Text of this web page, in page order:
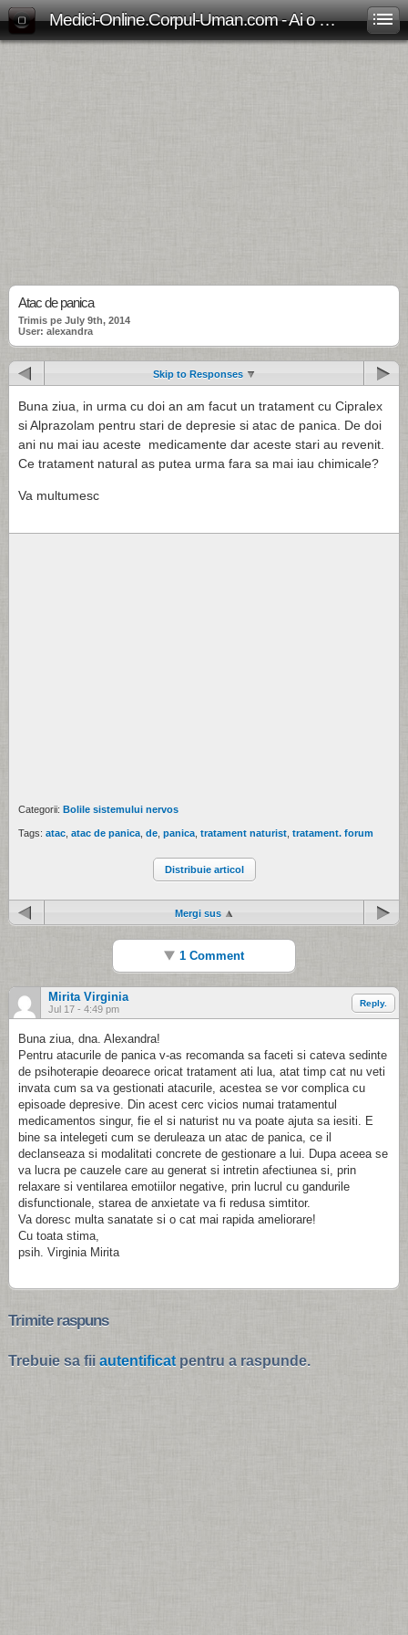
Medici-Online.Corpul-Uman.com - Ai o problema medicala? Aici gasesti, gratuit, raspunsul!
Atac de panica
Trimis pe July 9th, 2014
User: alexandra
Skip to Responses
Buna ziua, in urma cu doi an am facut un tratament cu Cipralex
si Alprazolam pentru stari de depresie si atac de panica. De doi
ani nu mai iau aceste medicamente dar aceste stari au revenit.
Ce tratament natural as putea urma fara sa mai iau chimicale?
Va multumesc
Categorii: Bolile sistemului nervos
Tags: atac atac de panica de panica tratament naturist tratament. forum
Distribuie articol
Mergi sus
1 Comment
Mirita Virginia
Jul 17 - 4:49 pm
Reply.
Buna ziua, dna. Alexandra!
Pentru atacurile de panica v-as recomanda sa faceti si cateva sedinte
de psihoterapie deoarece oricat tratament ati lua, atat timp cat nu veti
invata cum sa va gestionati atacurile, acestea se vor complica cu
episoade depresive. Din acest cerc vicios numai tratamentul
medicamentos singur, fie el si naturist nu va poate ajuta sa iesiti. E
bine sa intelegeti cum se deruleaza un atac de panica, ce il
declanseaza si modalitati concrete de gestionare a lui. Dupa aceea se
va lucra pe cauzele care au generat si intretin afectiunea si, prin
relaxare si ventilarea emotiilor negative, prin lucrul cu gandurile
disfunctionale, starea de anxietate va fi redusa simtitor.
Va doresc multa sanatate si o cat mai rapida ameliorare!
Cu toata stima,
psih. Virginia Mirita
Trimite raspuns
Trebuie sa fii autentificat pentru a raspunde.